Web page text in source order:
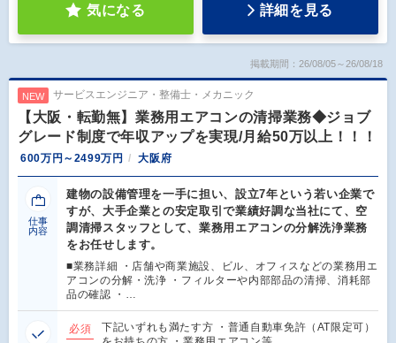
気になる 詳細を見る
掲載期間：26/08/05～26/08/18
NEW サービスエンジニア・整備士・メカニック
【大阪・転勤無】業務用エアコンの清掃業務◆ジョブ
グレード制度で年収アップを実現/月給50万以上！！！
600万円～2499万円 大阪府
仕事
内容
建物の設備管理を一手に担い、設立7年という若い企業で
すが、大手企業との安定取引で業績好調な当社にて、空
調清掃スタッフとして、業務用エアコンの分解洗浄業務
をお任せします。
■業務詳細 ・店舗や商業施設、ビル、オフィスなどの業務用エ
アコンの分解・洗浄 ・フィルターや内部部品の清掃、消耗部
品の確認 ・…
必須
下記いずれも満たす方 ・普通自動車免許（AT限定可）